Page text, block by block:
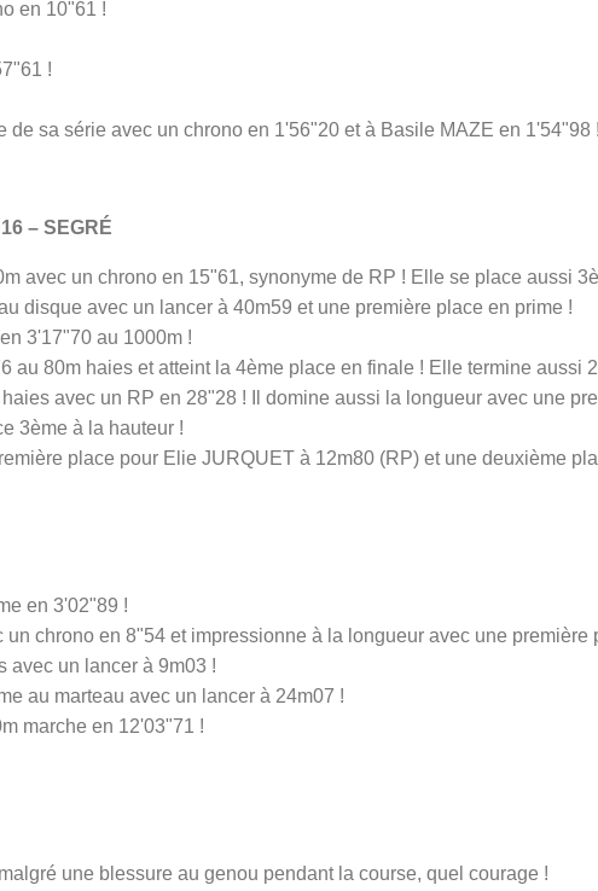
en 10"61 !
!
sa série avec un chrono en 1'56"20 et à Basile MAZE en 1'54"98 !
– SEGRÉ
avec un chrono en 15"61, synonyme de RP ! Elle se place aussi
disque avec un lancer à 40m59 et une première place en prime !
3'17"70 au 1000m !
80m haies et atteint la 4ème place en finale ! Elle termine aussi
avec un RP en 28"28 ! Il domine aussi la longueur avec une
3ème à la hauteur !
place pour Elie JURQUET à 12m80 (RP) et une deuxième
en 3'02"89 !
chrono en 8"54 et impressionne à la longueur avec une première
avec un lancer à 9m03 !
au marteau avec un lancer à 24m07 !
marche en 12'03"71 !
une blessure au genou pendant la course, quel courage !